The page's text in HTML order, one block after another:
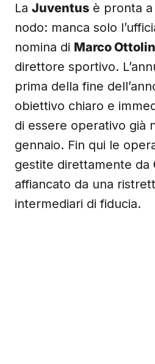
La Juventus è pronta a
nodo: manca solo
nomina di Marco
direttore sportivo.
prima della fine
obiettivo chiaro e
di essere operativo già
gennaio. Fin qui le
gestite direttamente da
affiancato da una
intermediari di fiducia.